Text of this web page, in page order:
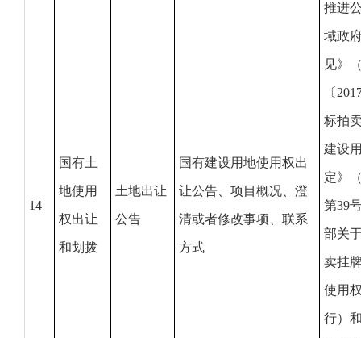
14
国有土
地使用
权出让
和划拨
土地出让
公告
国有建设用地使用权出
让公告、项目概况、澄
清或者修改事项、联系
方式
推进
域政
见》
〔
标拍
建设
定》
第39
部关
卖挂
使用
行）